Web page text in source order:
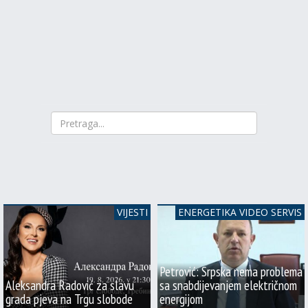
Aleksandra Radović za slavu
grada pjeva na Trgu slobode
VIJESTI
Petrović: Srpska nema problema
sa snabdijevanjem električnom
energijom
ENERGETIKA VIDEO SERVIS